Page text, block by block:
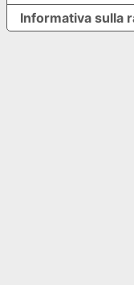
Informativa sulla